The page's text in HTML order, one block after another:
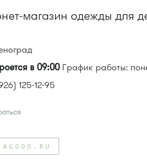
магазин одежды для
в 09:00График работы:
125-12-95
2, 3, 8, 11, 19, 29, 32.
№ 408м, 419м